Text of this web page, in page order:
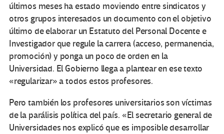
últimos meses ha estado moviendo entre sindicatos y
otros grupos interesados un documento con el objetivo
último de elaborar un Estatuto del Personal Docente e
Investigador que regule la carrera (acceso, permanencia,
promoción) y ponga un poco de orden en la
Universidad. El Gobierno llega a plantear en ese texto
«regularizar» a todos estos profesores.
Pero también los profesores universitarios son víctimas
de la parálisis política del país. «El secretario general de
Universidades nos explicó que es imposible desarrollar